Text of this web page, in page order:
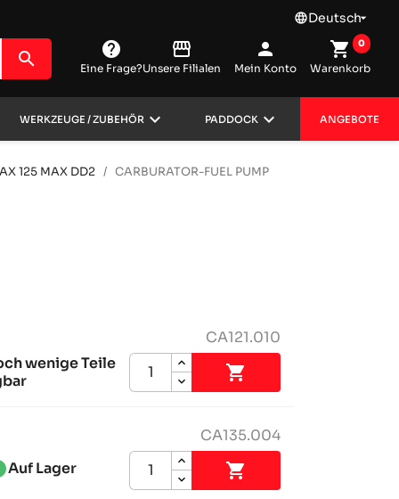
languageDeutsch
search help
Eine Frage?
storefront
Unsere Filialen
person
Mein Konto
shopping_cart
Warenkorb
0
WERKZEUGE / ZUBEHÖRkeyboard_arrow_down PADDOCK keyboard_arrow_down ANGEBOTE
125 MAX DD2 CARBURATOR-FUEL PUMP
CA121.010
wenige Teile

CA135.004
Auf Lager 